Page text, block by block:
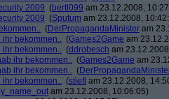
2009 (bertl099 am 23.12.2008,
2009 (Sputum am 23.12.2008,
(DerPropagandaMinister am
ihr bekommen.. (Games2Game am
ihr bekommen.. (ddrobesch am
ihr bekommen.. (Games2Game am
ihr bekommen.. (
ihr bekommen.. (stiefl am 23.12.2008,
am 23.12.2008, 10:06:05)